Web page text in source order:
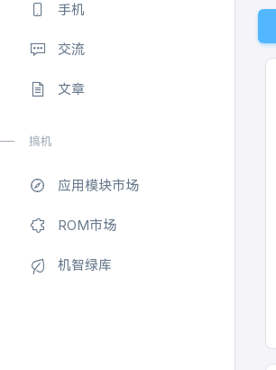
手机
交流
文章
搞机
应用模块市场
ROM市场
机智绿库